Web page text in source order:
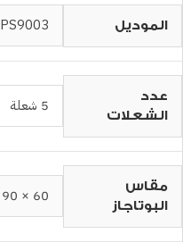
الموديل PS9003
عدد
الشعلات
5 شعلة
مقاس
البوتاجاز
60 × 90 سم